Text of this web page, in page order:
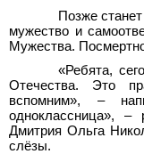
Позже
мужество и
Мужества.
«Ребята,
Отечества. Это
вспомним», –
одноклассница», –
Дмитрия Ольга
слёзы.